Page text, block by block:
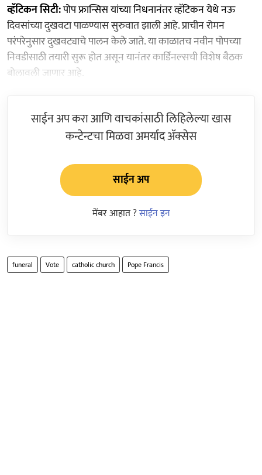
व्हॅटिकन सिटी:पोप फ्रान्सिस यांच्या निधनानंतर व्हॅटिकन येथे नऊ
दिवसांच्या दुखवटा पाळण्यास सुरुवात झाली आहे. प्राचीन रोमन
परंपरेनुसार दुखवट्याचे पालन केले जाते. या काळातच नवीन पोपच्या
निवडीसाठी तयारी सुरू होत असून यानंतर कार्डिनल्सची विशेष बैठक
बोलावली जाणार आहे.
साईन अप करा आणि वाचकांसाठी लिहिलेल्या खास
कन्टेन्टचा मिळवा अमर्याद ॲक्सेस
साईन अप
मेंबर आहात ?साईन इन
funeral Vote catholic church Pope Francis